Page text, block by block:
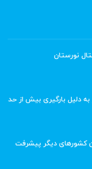
نورستان
دلیل بارگیری بیش از حد
کشورهای دیگر پیشرفت